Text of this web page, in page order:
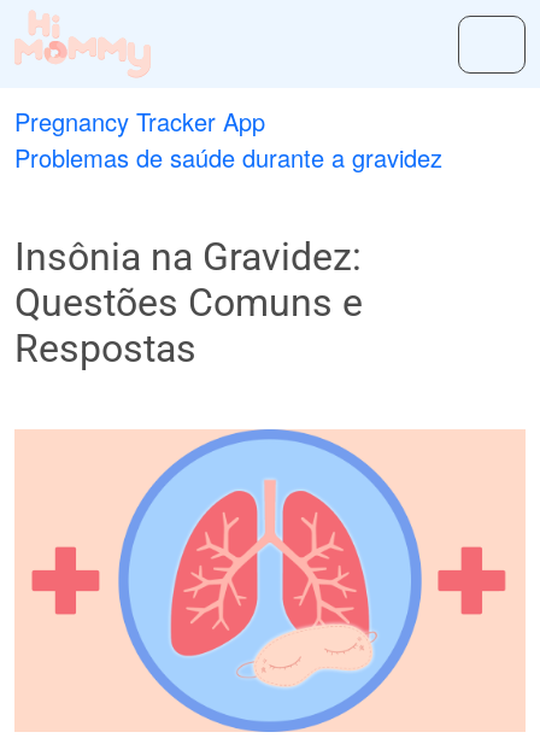
Pregnancy Tracker App
Problemas de saúde durante a gravidez
Insônia na Gravidez:
Questões Comuns e
Respostas